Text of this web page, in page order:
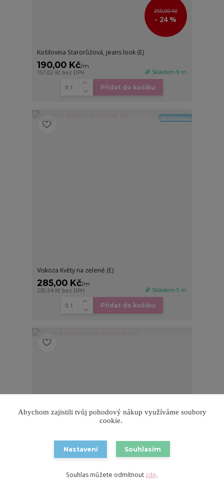
250,00 Kč
- 24 %
Košilovina Starorůžová, jeans look (E)
190,00 Kč/m
157,02 Kč bez DPH 🌈 Skladem 9 m
Přidat do košíku
🆕 Novinka
Viskoza Květy na zelené (E)
285,00 Kč/m
235,54 Kč bez DPH 🌈 Skladem 5 m
Přidat do košíku
Abychom zajistili tvůj pohodový nákup využíváme soubory
cookie.
Nastavení Souhlasím
Souhlas můžete odmítnout zde.